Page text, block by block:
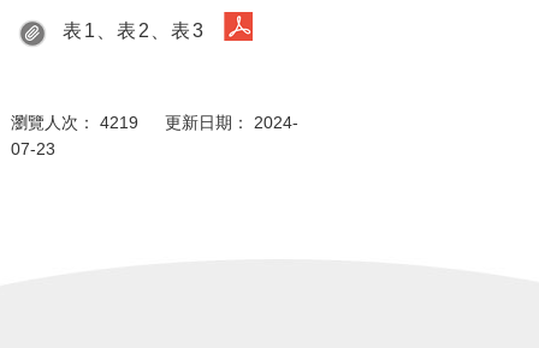
表1、表2、表3
瀏覽人次： 4219 更新日期： 2024-
07-23